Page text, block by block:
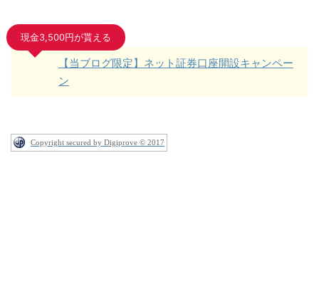
現金3,500円が貰える
【当ブログ限定】ネット証券口座開設キャンペー
ン
Copyright secured by Digiprove © 2017